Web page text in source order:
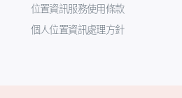
位置資訊服務使用條款
個人位置資訊處理方針